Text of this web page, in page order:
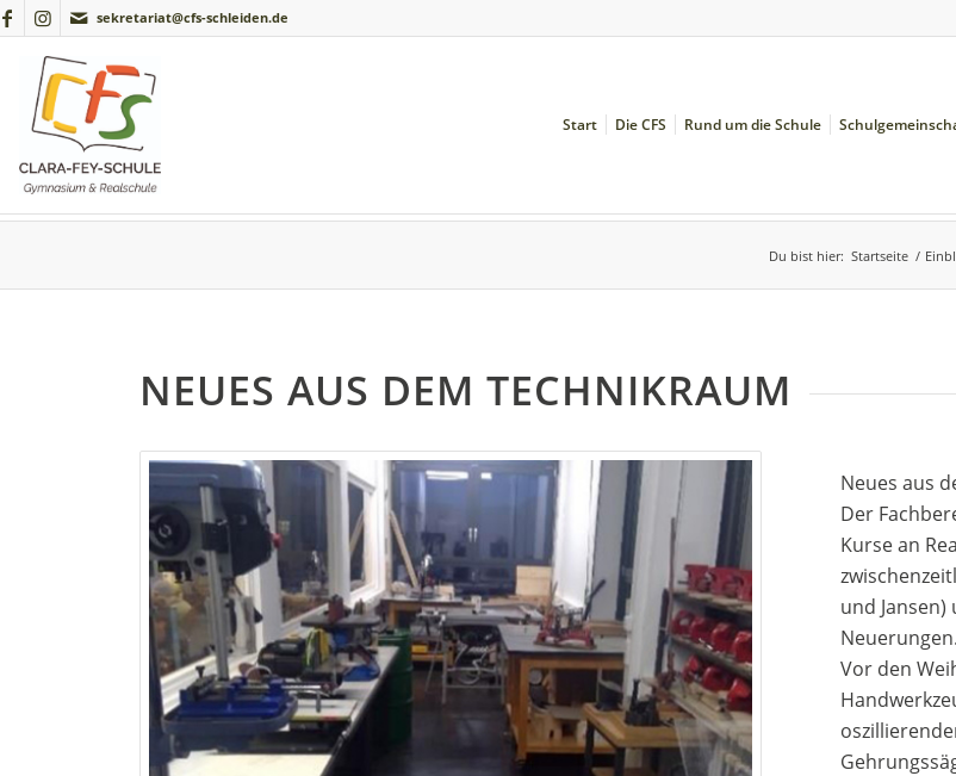
sekretariat@cfs-schleiden.de
Start Die CFS Rund um die Schule
Du bist hier: Startseite /
NEUES AUS DEM TECHNIKRAUM
Neues aus
Der
Kurse an
und
Neuerungen.
Vor den